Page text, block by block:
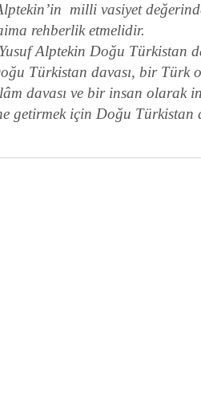
milli vasiyet
rehberlik etmelidir.
Alptekin Doğu Türkistan
Türkistan davası, bir Türk
davası ve bir insan olarak
getirmek için Doğu Türkistan